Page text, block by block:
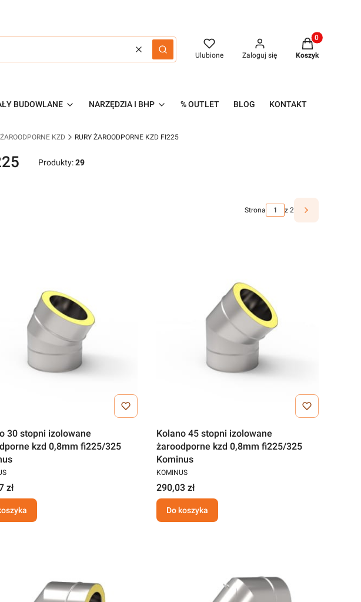
WyczyśćSzukaj Ulubione Zaloguj się
Produkty w
Koszyk
BUDOWLANE NARZĘDZIA I BHP % OUTLET BLOG KONTAKT
KZD RURY ŻAROODPORNE KZD FI225
Produkty:29
Strona z 2
30 stopni izolowane
kzd 0,8mm fi225/325
zł
Kolano 45 stopni izolowane
żaroodporne kzd 0,8mm fi225/325
Kominus
KOMINUS
290,03 zł
Do koszyka